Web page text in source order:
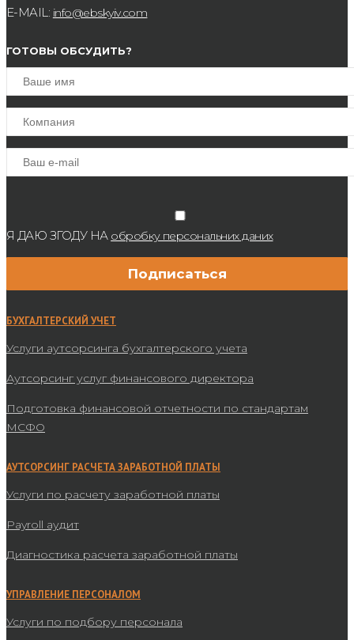
E-MAIL: info@ebskyiv.com
ГОТОВЫ ОБСУДИТЬ?
Я ДАЮ ЗГОДУ НА обробку персональних даних
БУХГАЛТЕРСКИЙ УЧЕТ
Услуги аутсорсинга бухгалтерского учета
Аутсорсинг услуг финансового директора
Подготовка финансовой отчетности по стандартам
МСФО
АУТСОРСИНГ РАСЧЕТА ЗАРАБОТНОЙ ПЛАТЫ
Услуги по расчету заработной платы
Payroll аудит
Диагностика расчета заработной платы
УПРАВЛЕНИЕ ПЕРСОНАЛОМ
Услуги по подбору персонала